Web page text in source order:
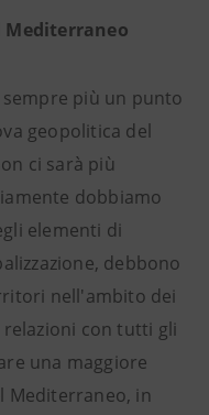
Mediterraneo
più un punto
geopolitica del
ci sarà più
dobbiamo
elementi di
debbono
nell'ambito dei
con tutti gli
una maggiore
Mediterraneo, in